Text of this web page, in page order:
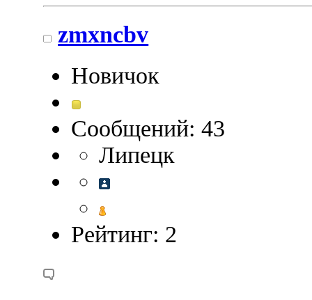
zmxncbv
Новичок
Сообщений: 43
Липецк
Рейтинг: 2